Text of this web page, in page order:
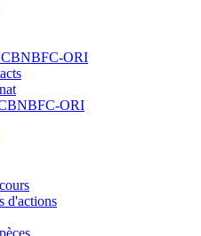
ORI
ORI
d'actions